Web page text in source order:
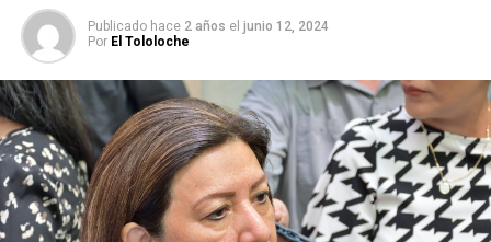
Publicado hace 2 años el junio 12, 2024
Por El Tololoche